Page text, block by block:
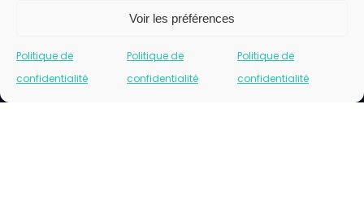
Voir les préférences
Politique de
confidentialité
Politique de
confidentialité
Politique de
confidentialité